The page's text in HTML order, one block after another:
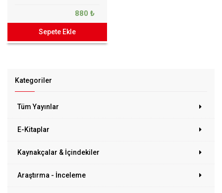
Kategoriler
Tüm Yayınlar
E-Kitaplar
Kaynakçalar & İçindekiler
Araştırma - İnceleme
880 ₺
Sepete Ekle